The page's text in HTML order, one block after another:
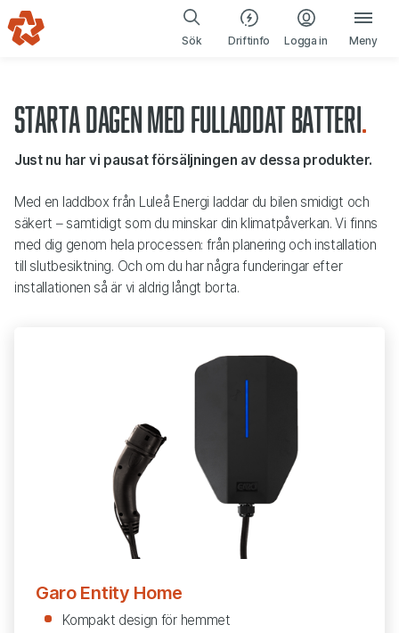
Gå till navigering
Gå till innehåll
Sök Driftinfo Logga in(öppnas i ny
Meny
Ladda elbil
Starta dagen med fulladdat batteri
Just nu har vi pausat försäljningen av dessa produkter.
Med en laddbox från Luleå Energi laddar du bilen smidigt och
säkert – samtidigt som du minskar din klimatpåverkan. Vi finns
med dig genom hela processen: från planering och installation
till slutbesiktning. Och om du har några funderingar efter
installationen så är vi aldrig långt borta.
Garo Entity Home
Kompakt design för hemmet